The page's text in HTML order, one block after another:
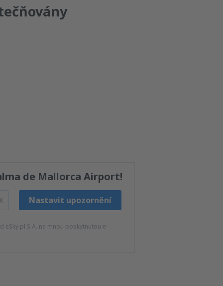
de Mallorca Airport!
Nastavit upozornění
S.A. na mnou poskytnutou e-